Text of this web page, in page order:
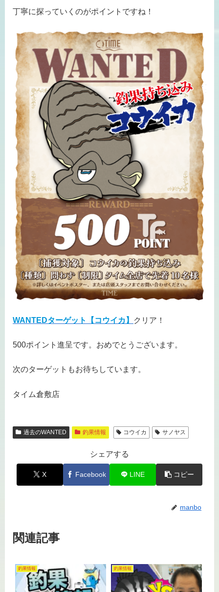
丁寧に探っていくのがポイントですね！
WANTEDターゲット【コウイカ】 クリア！
500ポイント進呈です。おめでとうございます。
次のターゲットもお待ちしています。
タイム倉敷店
過去のWANTED 釣果情報 コウイカ サノヤス
シェアする
X Facebook LINE コピー
manbo
関連記事
釣果情報 釣果情報